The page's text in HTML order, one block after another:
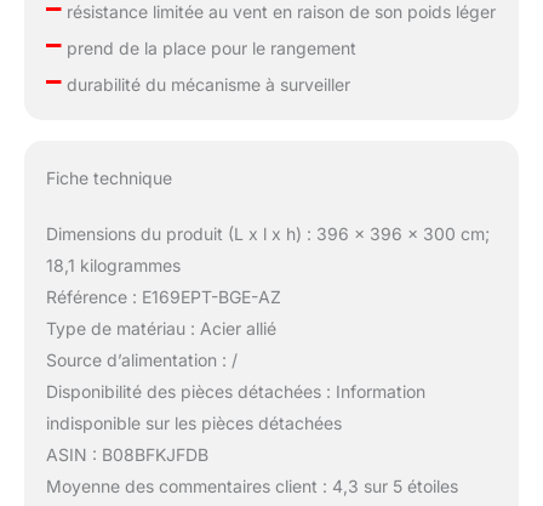
résistance limitée au vent en raison de son poids léger
–prend de la place pour le rangement
–durabilité du mécanisme à surveiller
Fiche technique
Dimensions du produit (L x l x h) : 396 x 396 x 300 cm;
18,1 kilogrammes
Référence : E169EPT-BGE-AZ
Type de matériau : Acier allié
Source d’alimentation : /
Disponibilité des pièces détachées : Information
indisponible sur les pièces détachées
ASIN : B08BFKJFDB
Moyenne des commentaires client : 4,3 sur 5 étoiles